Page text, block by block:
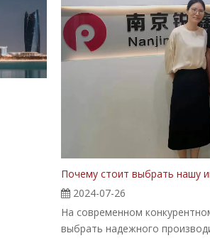
Почему стоит выбрать нашу
2024-07-26
На современном
выбрать надежного